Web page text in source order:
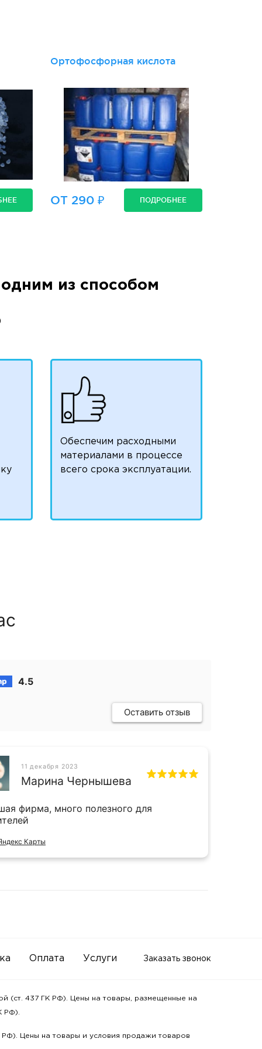
Ортофосфорная кислота
ОТ 290 ₽ ПОДРОБНЕЕ
из способом
Обеспечим расходными
материалами в процессе
всего срока эксплуатации.
4.5
Оставить отзыв
11 декабря 2023
Марина Чернышева
фирма, много полезного для
Карты
Оплата Услуги Заказать звонок
(ст. 437 ГК РФ). Цены на товары, размещенные на
РФ).
РФ). Цены на товары и условия продажи товаров